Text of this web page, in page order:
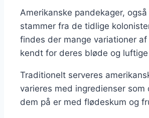
Amerikanske pandekager,
stammer fra de tidlige
findes der mange variationer
kendt for deres bløde og
Traditionelt serveres
varieres med ingredienser
dem på er med flødeskum og